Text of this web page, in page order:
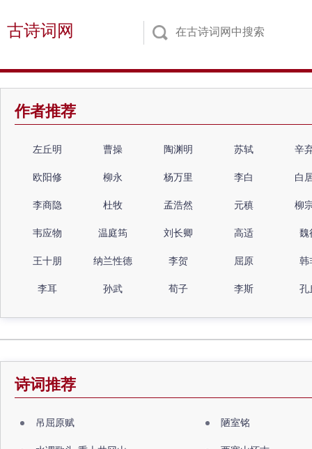
古诗词网
作者推荐
左丘明 曹操 陶渊明 苏轼 辛
欧阳修 柳永 杨万里 李白 白
李商隐 杜牧 孟浩然 元稹 柳
韦应物 温庭筠 刘长卿 高适 魏
王十朋 纳兰性德 李贺 屈原 韩
李耳 孙武 荀子 李斯 孔
诗词推荐
吊屈原赋 陋室铭